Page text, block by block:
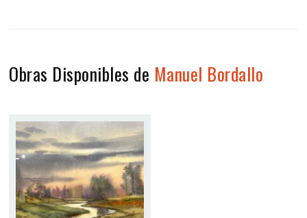
Obras Disponibles de Manuel Bordallo
PAISATGE
Tamaño: 65 x 25
Técnica: Acuarela